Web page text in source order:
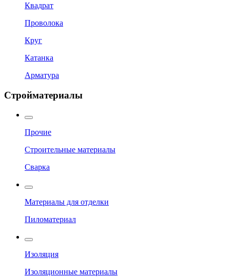
Квадрат
Проволока
Круг
Катанка
Арматура
Стройматериалы
Прочие
Строительные материалы
Сварка
Материалы для отделки
Пиломатериал
Изоляция
Изоляционные материалы